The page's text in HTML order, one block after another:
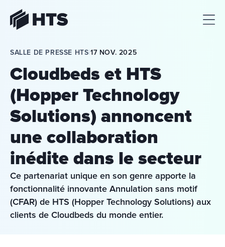
SALLE DE PRESSE HTS |17 NOV. 2025
Cloudbeds et HTS
(Hopper Technology
Solutions) annoncent
une collaboration
inédite dans le secteur
Ce partenariat unique en son genre apporte la
fonctionnalité innovante Annulation sans motif
(CFAR) de HTS (Hopper Technology Solutions) aux
clients de Cloudbeds du monde entier.